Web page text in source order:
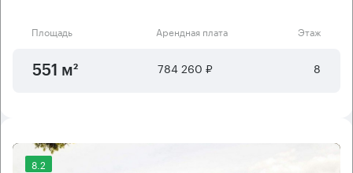
Площадь Арендная плата Этаж
551 м² 784 260 ₽ 8
8.2